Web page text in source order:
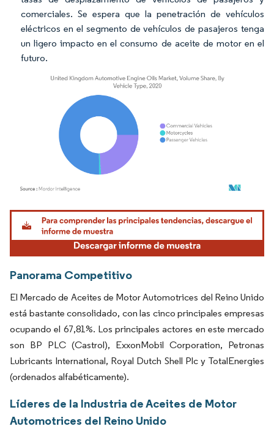
comerciales. Se espera que la penetración de vehículos
eléctricos en el segmento de vehículos de pasajeros tenga
un ligero impacto en el consumo de aceite de motor en el
futuro.
Imagen © Mordor Intelligence. El uso requiere atribución según CC BY 4.0.
Panorama Competitivo
El Mercado de Aceites de Motor Automotrices del Reino Unido
está bastante consolidado, con las cinco principales empresas
ocupando el 67,81%. Los principales actores en este mercado
son BP PLC (Castrol), ExxonMobil Corporation, Petronas
Lubricants International, Royal Dutch Shell Plc y TotalEnergies
(ordenados alfabéticamente).
Líderes de la Industria de Aceites de Motor
Automotrices del Reino Unido